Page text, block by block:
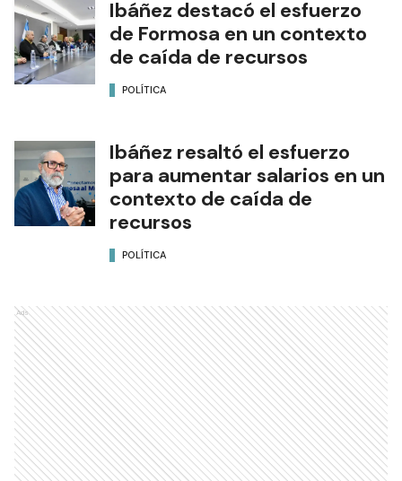
Ibáñez destacó el esfuerzo
de Formosa en un contexto
de caída de recursos
POLÍTICA
Ibáñez resaltó el esfuerzo
para aumentar salarios en un
contexto de caída de
recursos
POLÍTICA
Ads